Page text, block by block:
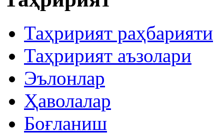
Таҳририят раҳбарияти
Таҳририят аъзолари
Эълонлар
Ҳаволалар
Боғланиш